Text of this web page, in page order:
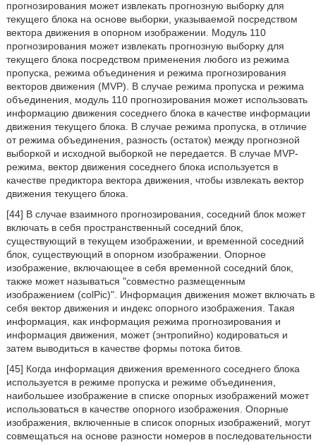
прогнозирования может извлекать прогнозную выборку для
текущего блока на основе выборки, указываемой посредством
вектора движения в опорном изображении. Модуль 110
прогнозирования может извлекать прогнозную выборку для
текущего блока посредством применения любого из режима
пропуска, режима объединения и режима прогнозирования
векторов движения (MVP). В случае режима пропуска и режима
объединения, модуль 110 прогнозирования может использовать
информацию движения соседнего блока в качестве информации
движения текущего блока. В случае режима пропуска, в отличие
от режима объединения, разность (остаток) между прогнозной
выборкой и исходной выборкой не передается. В случае MVP-
режима, вектор движения соседнего блока используется в
качестве предиктора вектора движения, чтобы извлекать вектор
движения текущего блока.
[44] В случае взаимного прогнозирования, соседний блок может
включать в себя пространственный соседний блок,
существующий в текущем изображении, и временной соседний
блок, существующий в опорном изображении. Опорное
изображение, включающее в себя временной соседний блок,
также может называться "совместно размещенным
изображением (colPic)". Информация движения может включать в
себя вектор движения и индекс опорного изображения. Такая
информация, как информация режима прогнозирования и
информация движения, может (энтропийно) кодироваться и
затем выводиться в качестве формы потока битов.
[45] Когда информация движения временного соседнего блока
используется в режиме пропуска и режиме объединения,
наибольшее изображение в списке опорных изображений может
использоваться в качестве опорного изображения. Опорные
изображения, включенные в список опорных изображений, могут
совмещаться на основе разности номеров в последовательности